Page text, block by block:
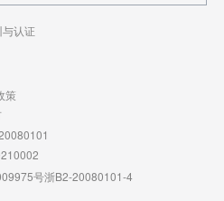
与认证
策
号浙B2-20080101-4